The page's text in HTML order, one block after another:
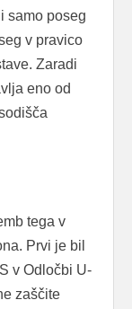
samo poseg
v pravico
Zaradi
eno od
tega v
Prvi je bil
v Odločbi U-
zaščite